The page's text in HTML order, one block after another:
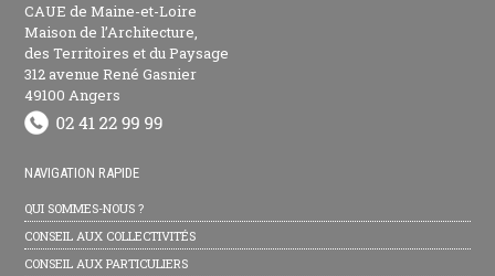
CAUE de Maine-et-Loire
Maison de l’Architecture,
des Territoires et du Paysage
312 avenue René Gasnier
49100 Angers
NAVIGATION RAPIDE
QUI SOMMES-NOUS ?
CONSEIL AUX COLLECTIVITÉS
CONSEIL AUX PARTICULIERS